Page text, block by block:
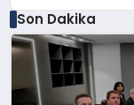
Son Dakika